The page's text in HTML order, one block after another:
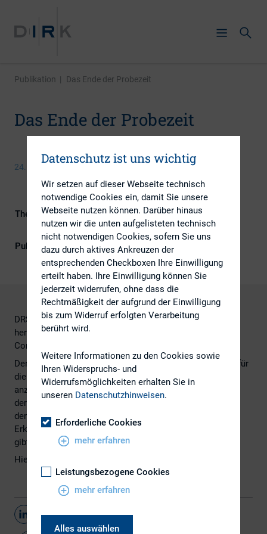
Publikation | Das Ende der Probezeit
Das Ende der Probezeit
24. September 2014
Themengebiete
Berichterstattung, ESG (inkl.
Nachhaltigkeit & Governance)
Publikationsform
Externe Publikationen
DRS 20 erst flächendeckend angewendet – und was kam
heraus? Von Alexander Wilberg, CFA, Director, Kirchhoff
Consult AG
Der Geschäftsberichtsjahrgang 2013, in dem der DRS 20 für
die Konzernlageberichterstattung erstmals verpflichtend
anzuwenden war, hat die erwartet großen Unterschiede in
der Auslegung des Standards gezeigt. Doch ein Blick auf
den Kreis der DAX-Konzerne endet mit der erfreulichen
Erkenntnis: Im Hinblick auf die zentralen Veränderungen
gibt es mehr Licht als Schatten.
Hier geht es zum
Teilen
Datenschutz ist uns wichtig
Wir setzen auf dieser Webseite technisch
notwendige Cookies ein, damit Sie unsere
Webseite nutzen können. Darüber hinaus
nutzen wir die unten aufgelisteten technisch
nicht notwendigen Cookies, sofern Sie uns
dazu durch aktives Ankreuzen der
entsprechenden Checkboxen Ihre Einwilligung
erteilt haben. Ihre Einwilligung können Sie
jederzeit widerrufen, ohne dass die
Rechtmäßigkeit der aufgrund der Einwilligung
bis zum Widerruf erfolgten Verarbeitung
berührt wird.
Weitere Informationen zu den Cookies sowie
Ihren Widerspruchs- und
Widerrufsmöglichkeiten erhalten Sie in
unseren Datenschutzhinweisen.
Erforderliche Cookies
mehr erfahren
Leistungsbezogene Cookies
mehr erfahren
Alles auswählen